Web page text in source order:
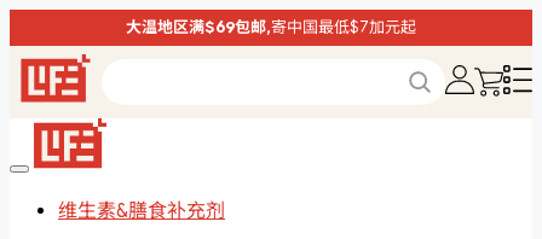
大温地区满$69包邮,寄中国最低$7加元起
维生素&膳食补充剂